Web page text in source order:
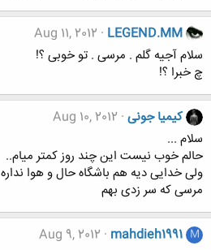
LEGEND.MM
Aug 11, 2012
سلام آجیه گلم . مرسی . تو خوبی ؟!
چ خبرا ؟!
کیمیا جونی Aug 10, 2012
سلام ...
حالم خوب نیست این چند روز کمتر میام..
ولی خدایی دیه هم باشگاه حال و هوا نداره
مرسی که سر زدی بهم
M
mahdieh1991
Aug 9, 2012